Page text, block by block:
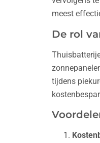
meest
De rol
tijdens